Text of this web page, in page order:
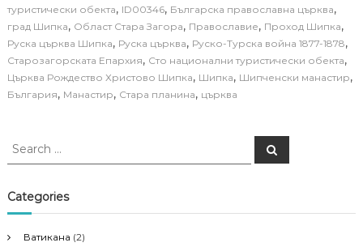
туристически обекта, ID00346, Българска православна църква,
град Шипка, Област Стара Загора, Православие, Проход Шипка,
Руска църква Шипка, Руска църква, Руско-Турска война 1877-1878,
Старозагорската Епархия, Сто национални туристически обекта,
Църква Рождество Христово Шипка, Шипка, Шипченски манастир,
България, Манастир, Стара планина, църква
S
r
c
S
e
Categories
Ватикана (2)